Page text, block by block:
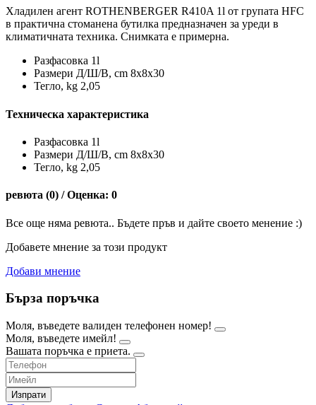
Хладилен агент ROTHENBERGER R410A 1l от групата HFC
в практична стоманена бутилка предназначен за уреди в
климатичната техника. Снимката е примерна.
Разфасовка 1l
Размери Д/Ш/В, cm 8x8x30
Тегло, kg 2,05
Техническа характеристика
Разфасовка 1l
Размери Д/Ш/В, cm 8x8x30
Тегло, kg 2,05
ревюта (0) / Оценка: 0
Все още няма ревюта.. Бъдете пръв и дайте своето менение :)
Добавете мнение за този продукт
Добави мнение
Бърза поръчка
Моля, въведете валиден телефонен номер!
Моля, въведете имейл!
Вашата поръчка е приета.
Изпрати